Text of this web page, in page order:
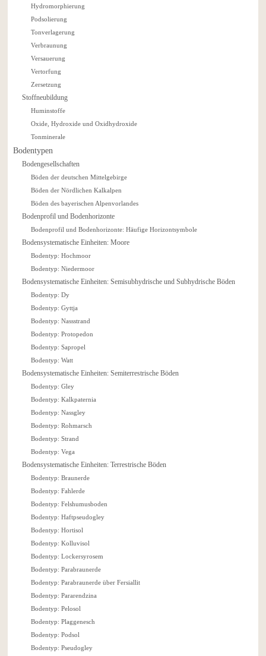
Hydromorphierung
Podsolierung
Tonverlagerung
Verbraunung
Versauerung
Vertorfung
Zersetzung
Stoffneubildung
Huminstoffe
Oxide, Hydroxide und Oxidhydroxide
Tonminerale
Bodentypen
Bodengesellschaften
Böden der deutschen Mittelgebirge
Böden der Nördlichen Kalkalpen
Böden des bayerischen Alpenvorlandes
Bodenprofil und Bodenhorizonte
Bodenprofil und Bodenhorizonte: Häufige Horizontsymbole
Bodensystematische Einheiten: Moore
Bodentyp: Hochmoor
Bodentyp: Niedermoor
Bodensystematische Einheiten: Semisubhydrische und Subhydrische Böden
Bodentyp: Dy
Bodentyp: Gyttja
Bodentyp: Nassstrand
Bodentyp: Protopedon
Bodentyp: Sapropel
Bodentyp: Watt
Bodensystematische Einheiten: Semiterrestrische Böden
Bodentyp: Gley
Bodentyp: Kalkpaternia
Bodentyp: Nassgley
Bodentyp: Rohmarsch
Bodentyp: Strand
Bodentyp: Vega
Bodensystematische Einheiten: Terrestrische Böden
Bodentyp: Braunerde
Bodentyp: Fahlerde
Bodentyp: Felshumusboden
Bodentyp: Haftpseudogley
Bodentyp: Hortisol
Bodentyp: Kolluvisol
Bodentyp: Lockersyrosem
Bodentyp: Parabraunerde
Bodentyp: Parabraunerde über Fersiallit
Bodentyp: Pararendzina
Bodentyp: Pelosol
Bodentyp: Plaggenesch
Bodentyp: Podsol
Bodentyp: Pseudogley